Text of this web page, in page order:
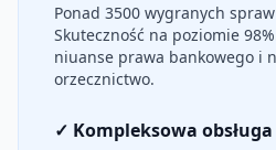
Ponad 3500 wygranych
Skuteczność na poziomie
niuanse prawa bankowego i
orzecznictwo.
✓ Kompleksowa obsługa